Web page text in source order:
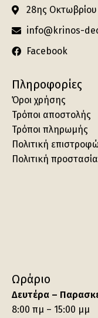
28ης
info@krinos-
Facebook
Πληροφορίες
Όροι χρήσης
Τρόποι αποστολής
Τρόποι πληρωμής
Πολιτική
Πολιτική
Ωράριο
Δευτέρα –
8:00 πμ – 15:00 μμ